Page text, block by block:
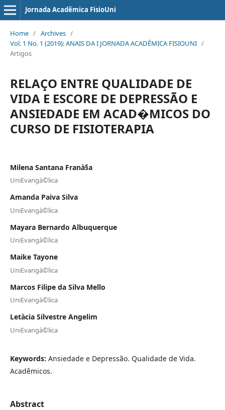
Jornada Acadêmica FisioUni
Home / Archives /
Vol. 1 No. 1 (2019): ANAIS DA I JORNADA ACADÊMICA FISIOUNI /
Artigos
RELAÇO ENTRE QUALIDADE DE
VIDA E ESCORE DE DEPRESSÃO E
ANSIEDADE EM ACAD�MICOS DO
CURSO DE FISIOTERAPIA
Milena Santana Franà§a
UniEvangà©lica
Amanda Paiva Silva
UniEvangà©lica
Mayara Bernardo Albuquerque
UniEvangà©lica
Maike Tayone
UniEvangà©lica
Marcos Filipe da Silva Mello
UniEvangà©lica
Letà­cia Silvestre Angelim
UniEvangà©lica
Keywords: Ansiedade e Depressão. Qualidade de Vida.
Acadêmicos.
Abstract